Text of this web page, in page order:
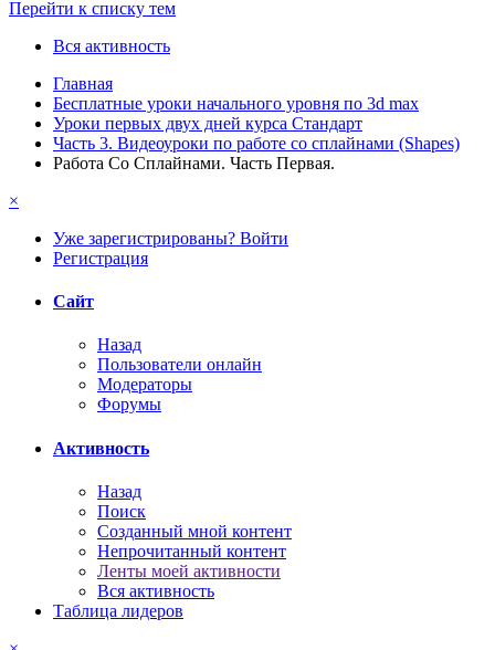
Перейти к списку тем
Вся активность
Главная
Бесплатные уроки начального уровня по 3d max
Уроки первых двух дней курса Стандарт
Часть 3. Видеоуроки по работе со сплайнами (Shapes)
Работа Со Сплайнами. Часть Первая.
×
Уже зарегистрированы? Войти
Регистрация
Сайт
Назад
Пользователи онлайн
Модераторы
Форумы
Активность
Назад
Поиск
Созданный мной контент
Непрочитанный контент
Ленты моей активности
Вся активность
Таблица лидеров